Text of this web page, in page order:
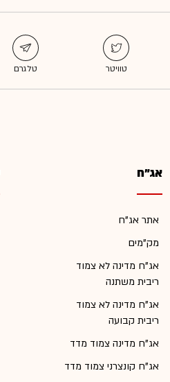
אג"ח
אתר אג"ח
מק"מים
אג"ח מדינה לא צמוד
ריבית משתנה
אג"ח מדינה לא צמוד
ריבית קבועה
אג"ח מדינה צמוד מדד
אג"ח קונצרני צמוד מדד